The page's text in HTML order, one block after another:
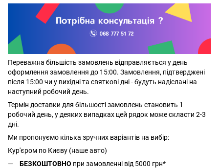
Переважна більшість замовлень відправляється у день
оформлення замовлення до 15:00. Замовлення, підтверджені
після 15:00 чи у вихідні та святкові дні - будуть надіслані на
наступний робочий день.
Термін доставки для більшості замовлень становить 1
робочий день, у деяких випадках цей рядок може скласти 2-3
дні.
Ми пропонуємо кілька зручних варіантів на вибір:
Кур'єром по Києву (наше авто)
БЕЗКОШТОВНО при замовленні від 5000 грн*